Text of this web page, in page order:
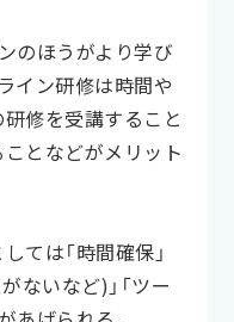
のほうがより学び
イン研修は時間や
修を受講すること
となどがメリット
ては「時間確保」
ないなど)」「ツー